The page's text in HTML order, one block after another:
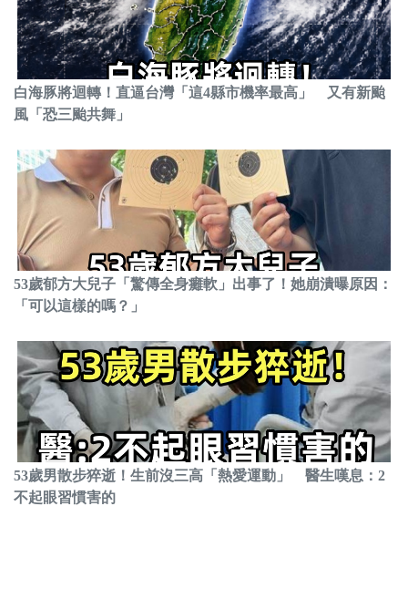
白海豚將迴轉！直逼台灣「這4縣市機率最高」 又有新颱
風「恐三颱共舞」
53歲郁方大兒子「驚傳全身癱軟」出事了！她崩潰曝原因：
「可以這樣的嗎？」
53歲男散步猝逝！生前沒三高「熱愛運動」 醫生嘆息：2
不起眼習慣害的